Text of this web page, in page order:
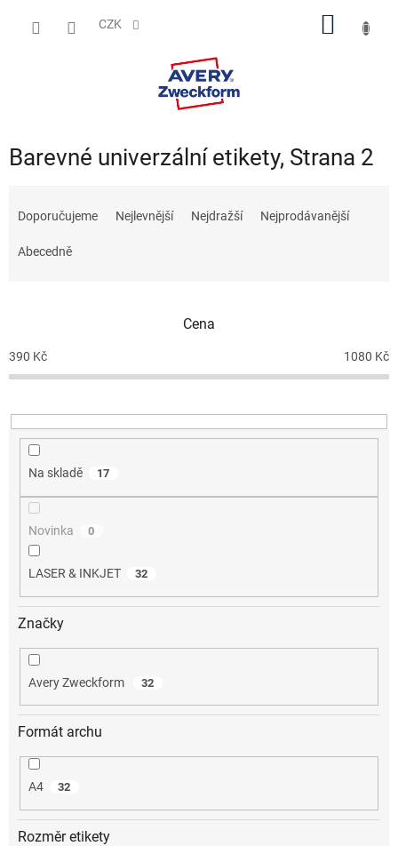
CZK
Barevné univerzální etikety, Strana 2
o
d
k
t
Doporučujeme Nejlevnější Nejdražší Nejprodávanější
Abecedně
Cena
390 Kč 1080 Kč
Na skladě 17
Novinka 0
LASER & INKJET 32
Značky
Avery Zweckform 32
Formát archu
A4 32
Rozměr etikety